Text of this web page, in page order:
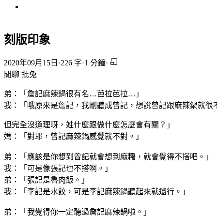
刻版印象
2020年09月15日 ·226 字·1 分鐘·
閒聊 批兔
弟：「詹記麻辣鍋很有名…芭拉芭拉…」
我：「哦原來是詹記，我剛聽成曾記，想說曾記跟麻辣鍋就很
但完全沒道理呀，姓什麼跟做什麼怎麼會有關？」
媽：「對耶，曾記麻辣鍋感覺就不對。」
弟︰「應該是你想到曾記就會想到麻糬，就會覺得不搭吧。」
我：「可是像張記也不搭啊。」
弟：「張記是魯肉飯。」
我：「李記是水餃，可是李記麻辣鍋聽起來就還行。」
弟：「我覺得你一定聽過詹記麻辣鍋啦。」